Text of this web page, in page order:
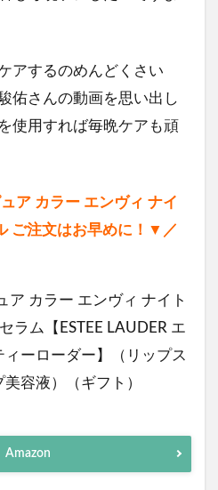
アするのめんどくさい
佑さんの動画を思い出し
使用すれば毎晩ケアも頑
ア カラー エンヴィ ナイ
ご注文はお早めに！▼／
ア カラー エンヴィ ナイト
ラム【ESTEE LAUDER エ
ーローダー】（リップス
容液）（ギフト）
Amazon